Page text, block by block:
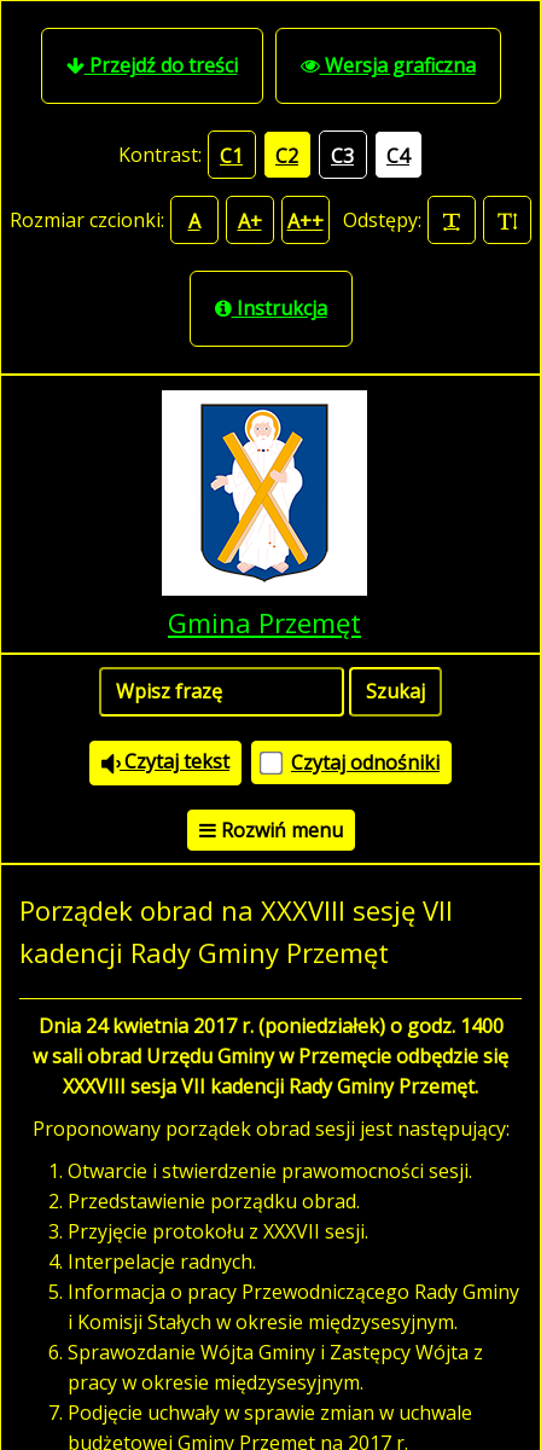
Przejdź do treści Wersja graficzna
Kontrast: C1 C2 C3 C4
Rozmiar czcionki: A A+ A++ Odstępy:
Instrukcja
Gmina Przemęt
Czytaj tekst Czytaj odnośniki
Rozwiń menu
Porządek obrad na XXXVIII sesję VII
kadencji Rady Gminy Przemęt
Dnia 24 kwietnia 2017 r. (poniedziałek) o godz. 1400
w sali obrad Urzędu Gminy w Przemęcie odbędzie się
XXXVIII sesja VII kadencji Rady Gminy Przemęt.
Proponowany porządek obrad sesji jest następujący:
Otwarcie i stwierdzenie prawomocności sesji.
Przedstawienie porządku obrad.
Przyjęcie protokołu z XXXVII sesji.
Interpelacje radnych.
Informacja o pracy Przewodniczącego Rady Gminy
i Komisji Stałych w okresie międzysesyjnym.
Sprawozdanie Wójta Gminy i Zastępcy Wójta z
pracy w okresie międzysesyjnym.
Podjęcie uchwały w sprawie zmian w uchwale
budżetowej Gminy Przemęt na 2017 r.